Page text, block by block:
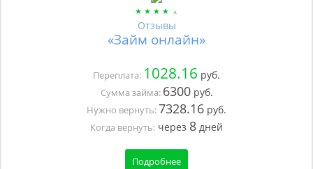
Отзывы
«Займ онлайн»
Переплата: 1028.16 руб.
Сумма займа: 6300руб.
Нужно вернуть:7328.16 руб.
Когда вернуть: через 8 дней
Подробнее